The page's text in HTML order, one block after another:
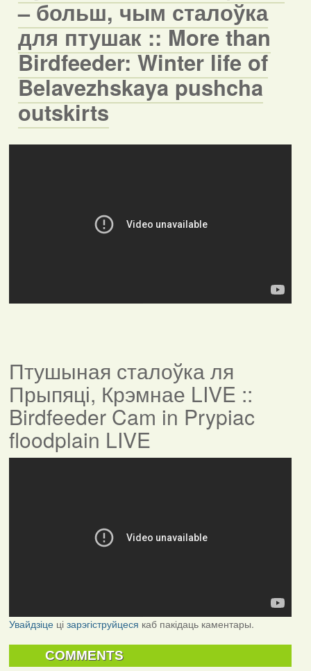
– больш, чым сталоўка
для птушак :: More than
Birdfeeder: Winter life of
Belavezhskaya pushcha
outskirts
Птушыная сталоўка ля
Прыпяці, Крэмнае LIVE ::
Birdfeeder Cam in Prypiac
floodplain LIVE
Увайдзіцеці зарэгіструйцеся каб пакідаць каментары.
COMMENTS